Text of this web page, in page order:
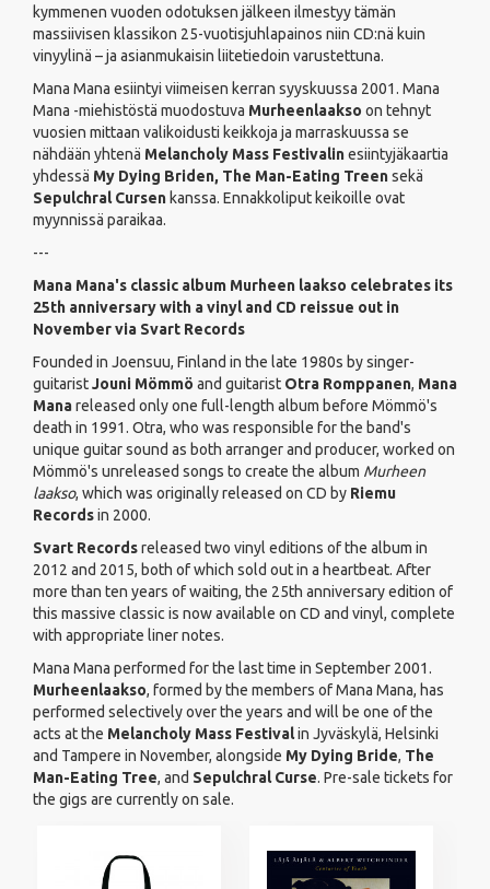
kymmenen vuoden odotuksen jälkeen ilmestyy tämän
massiivisen klassikon 25-vuotisjuhlapainos niin CD:nä kuin
vinyylinä – ja asianmukaisin liitetiedoin varustettuna.
Mana Mana esiintyi viimeisen kerran syyskuussa 2001. Mana
Mana -miehistöstä muodostuva Murheenlaakso on tehnyt
vuosien mittaan valikoidusti keikkoja ja marraskuussa se
nähdään yhtenä Melancholy Mass Festivalinesiintyjäkaartia
yhdessä My Dying Briden, The Man-Eating Treensekä
Sepulchral Cursen kanssa. Ennakkoliput keikoille ovat
myynnissä paraikaa.
---
Mana Mana's classic album Murheen laakso celebrates its
25th anniversary with a vinyl and CD reissue out in
November via Svart Records
Founded in Joensuu, Finland in the late 1980s by singer-
guitaristJouni Mömmö and guitarist Otra Romppanen, Mana
Manareleased only one full-length album before Mömmö's
death in 1991. Otra, who was responsible for the band's
unique guitar sound as both arranger and producer, worked on
Mömmö's unreleased songs to create the album Murheen
laakso, which was originally released on CD by Riemu
Recordsin 2000.
Svart Recordsreleased two vinyl editions of the album in
2012 and 2015, both of which sold out in a heartbeat. After
more than ten years of waiting, the 25th anniversary edition of
this massive classic is now available on CD and vinyl, complete
with appropriate liner notes.
Mana Mana performed for the last time in September 2001.
Murheenlaakso, formed by the members of Mana Mana, has
performed selectively over the years and will be one of the
acts at the Melancholy Mass Festivalin Jyväskylä, Helsinki
and Tampere in November, alongside My Dying Bride, The
Man-Eating Tree, and Sepulchral Curse. Pre-sale tickets for
the gigs are currently on sale.